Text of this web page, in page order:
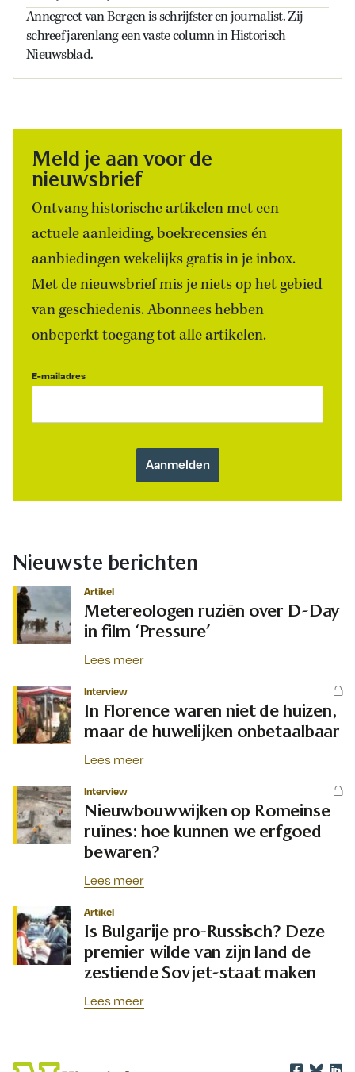
Annegreet van Bergen is schrijfster en journalist. Zij
schreef jarenlang een vaste column in Historisch
Nieuwsblad.
Meld je aan voor de
nieuwsbrief
Ontvang historische artikelen met een
actuele aanleiding, boekrecensies én
aanbiedingen wekelijks gratis in je inbox.
Met de nieuwsbrief mis je niets op het gebied
van geschiedenis. Abonnees hebben
onbeperkt toegang tot alle artikelen.
E-mailadres
Nieuwste berichten
Artikel
Metereologen ruziën over D-Day
in film ‘Pressure’
Lees meer
Interview
In Florence waren niet de huizen,
maar de huwelijken onbetaalbaar
Lees meer
Interview
Nieuwbouwwijken op Romeinse
ruïnes: hoe kunnen we erfgoed
bewaren?
Lees meer
Artikel
Is Bulgarije pro-Russisch? Deze
premier wilde van zijn land de
zestiende Sovjet-staat maken
Lees meer